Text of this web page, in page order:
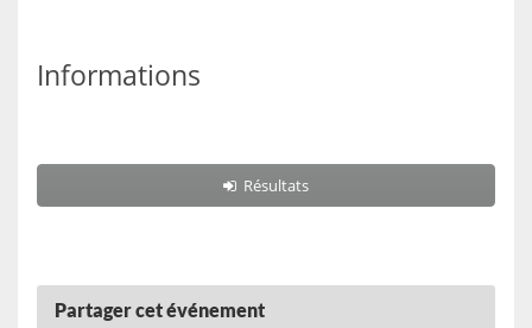
Informations
Résultats
Partager cet événement